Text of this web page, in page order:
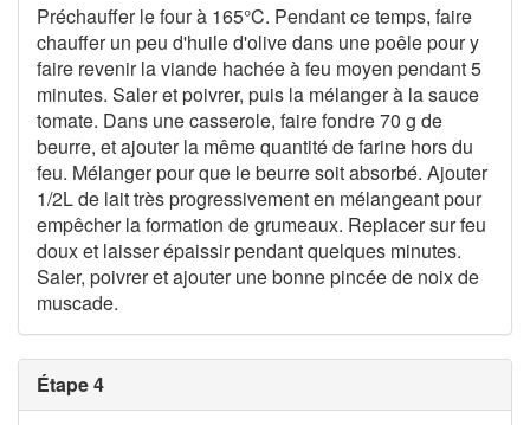
Préchauffer le four à 165°C. Pendant ce temps, faire
chauffer un peu d'huile d'olive dans une poêle pour y
faire revenir la viande hachée à feu moyen pendant 5
minutes. Saler et poivrer, puis la mélanger à la sauce
tomate. Dans une casserole, faire fondre 70 g de
beurre, et ajouter la même quantité de farine hors du
feu. Mélanger pour que le beurre soit absorbé. Ajouter
1/2L de lait très progressivement en mélangeant pour
empêcher la formation de grumeaux. Replacer sur feu
doux et laisser épaissir pendant quelques minutes.
Saler, poivrer et ajouter une bonne pincée de noix de
muscade.
Étape 4